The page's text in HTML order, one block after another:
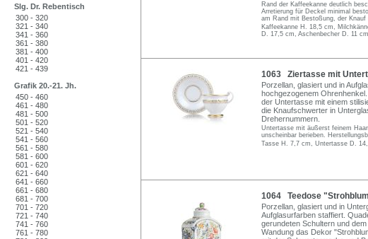
Slg. Dr. Rebentisch
300 - 320
321 - 340
341 - 360
361 - 380
381 - 400
401 - 420
421 - 439
Grafik 20.-21. Jh.
450 - 460
461 - 480
481 - 500
501 - 520
521 - 540
541 - 560
561 - 580
581 - 600
601 - 620
621 - 640
641 - 660
661 - 680
681 - 700
701 - 720
721 - 740
741 - 760
761 - 780
Rand der Kaffeekanne deutlich
Arretierung für Deckel minimal
am Rand mit Bestoßung, der Knauf
Kaffeekanne H. 18,5 cm,
D. 17,5 cm, Aschenbecher D. 11
1063 Ziertasse mit
Porzellan, glasiert und in
hochgezogenem
der Untertasse mit einem
die Knaufschwerter in
Drehernummern.
Untertasse mit äußerst feinem
unscheinbar berieben.
Tasse H. 7,7 cm, Untertasse D.
1064 Teedose
Porzellan, glasiert und in
Aufglasurfarben staffiert.
gerundeten Schultern und
Wandung das Dekor